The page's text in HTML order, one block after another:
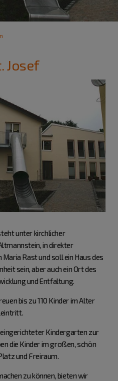
Josef
unter kirchlicher
in direkter
Rast und soll ein Haus des
sein, aber auch ein Ort des
und Entfaltung.
bis zu 110 Kinder im Alter
Kindergarten zur
die Kinder im großen, schön
und Freiraum.
zu können, bieten wir